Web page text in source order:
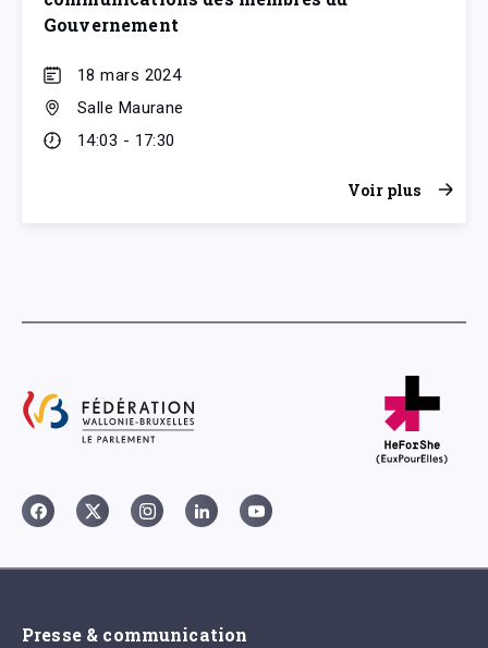
Gouvernement
18 mars 2024
Salle Maurane
14:03 - 17:30
Voir plus
Presse & communication